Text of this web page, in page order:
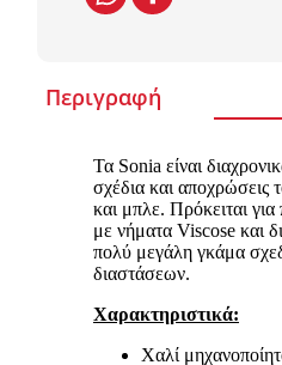
Περιγραφή
Τα Sonia είναι
σχέδια και αποχρώσεις
και μπλε. Πρόκειται για
με νήματα Viscose και
πολύ μεγάλη γκάμα
διαστάσεων.
Χαρακτηριστικά:
Χαλί